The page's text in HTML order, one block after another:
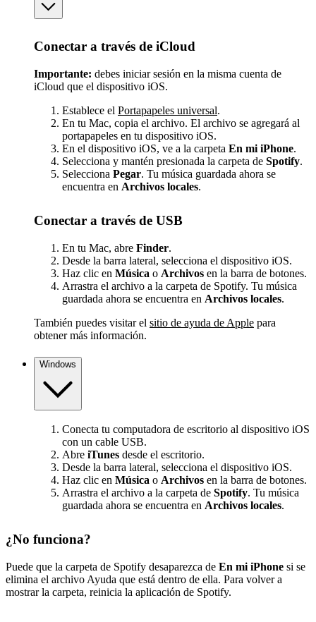
Conectar a través de iCloud
Importante: debes iniciar sesión en la misma cuenta de
iCloud que el dispositivo iOS.
Establece el Portapapeles universal.
En tu Mac, copia el archivo. El archivo se agregará al
portapapeles en tu dispositivo iOS.
En el dispositivo iOS, ve a la carpeta En mi iPhone.
Selecciona y mantén presionada la carpeta de Spotify.
Selecciona Pegar. Tu música guardada ahora se
encuentra en Archivos locales.
Conectar a través de USB
En tu Mac, abre Finder.
Desde la barra lateral, selecciona el dispositivo iOS.
Haz clic en Música o Archivos en la barra de botones.
Arrastra el archivo a la carpeta de Spotify. Tu música
guardada ahora se encuentra en Archivos locales.
También puedes visitar el sitio de ayuda de Apple para
obtener más información.
Windows
Conecta tu computadora de escritorio al dispositivo iOS
con un cable USB.
Abre iTunes desde el escritorio.
Desde la barra lateral, selecciona el dispositivo iOS.
Haz clic en Música o Archivos en la barra de botones.
Arrastra el archivo a la carpeta de Spotify. Tu música
guardada ahora se encuentra en Archivos locales.
¿No funciona?
Puede que la carpeta de Spotify desaparezca de En mi iPhone si se
elimina el archivo Ayuda que está dentro de ella. Para volver a
mostrar la carpeta, reinicia la aplicación de Spotify.